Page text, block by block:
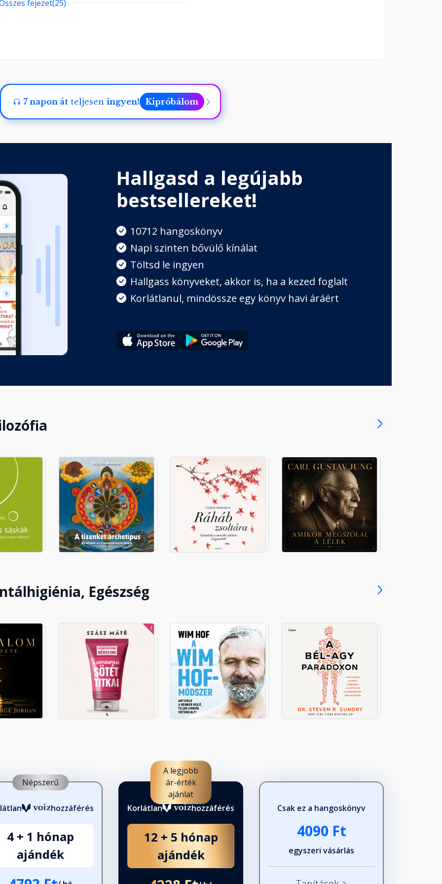
találkozása
az étellel!
jó étellel!
minőségnek!
belső átalakulásodat
fejezet(25)
7 napon át teljesen ingyen! Kipróbálom
Hallgasd a legújabb
bestsellereket!
10712 hangoskönyv
Napi szinten bővülő kínálat
Töltsd le ingyen
Hallgass könyveket, akkor is, ha a kezed foglalt
Korlátlanul, mindössze egy könyv havi áráért
Egészség
Népszerű
hozzáférés
4 + 1 hónap
ajándék
A legjobb
ár-érték
ajánlat
Korlátlan
hozzáférés
12 + 5 hónap
ajándék
Csak ez a hangoskönyv
4090 Ft
egyszeri vásárlás